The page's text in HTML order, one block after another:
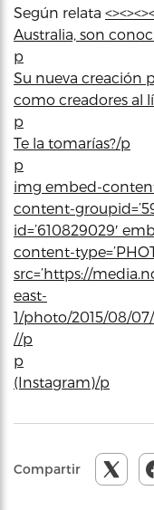
Según relata
Australia, son
p
Su nueva creación
como creadores al
p
Te la tomarías?/p
p
img embed-
content-
id=’610829029′
content-
src=’https://
east-
1/photo/2015/08/
//p
p
(Instagram)/p
Compartir